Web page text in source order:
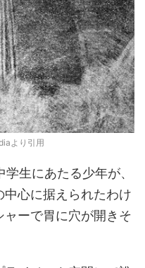
より引用
生にあたる少年が、
心に据えられたわけ
ーで胃に穴が開きそ